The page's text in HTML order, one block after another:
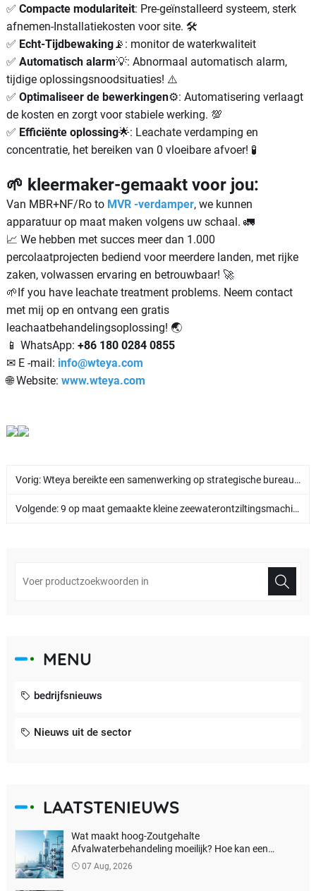
✅ Compacte modulariteit: Pre-geïnstalleerd systeem, sterk
afnemen-Installatiekosten voor site. 🛠️
✅ Echt-Tijdbewaking📡: monitor de waterkwaliteit
✅ Automatisch alarm💡: Abnormaal automatisch alarm,
tijdige oplossingsnoodsituaties! ⚠️
✅ Optimaliseer de bewerkingen⚙️: Automatisering verlaagt
de kosten en zorgt voor stabiele werking. 💯
✅ Efficiënte oplossing🌟: Leachate verdamping en
concentratie, het bereiken van 0 vloeibare afvoer! 🧪
🌱 kleermaker-gemaakt voor jou:
Van MBR+NF/Ro to MVR -verdamper, we kunnen
apparatuur op maat maken volgens uw schaal. 🚛
📈 We hebben met succes meer dan 1.000
percolaatprojecten bediend voor meerdere landen, met rijke
zaken, volwassen ervaring en betrouwbaar! 🚀
🌱If you have leachate treatment problems. Neem contact
met mij op en ontvang een gratis
leachaatbehandelingsoplossing! 🌏
📱 WhatsApp: +86 180 0284 0855
✉ E -mail: info@wteya.com
🌐 Website: www.wteya.com
Vorig:Wteya bereikte een samenwerking op strategische bureau met Indonesische klanten!
Volgende:9 op maat gemaakte kleine zeewaterontziltingsmachines voor Filippijnse klant
MENU
bedrijfsnieuws
Nieuws uit de sector
LAATSTENIEUWS
Wat maakt hoog-Zoutgehalte
Afvalwaterbehandeling moeilijk? Hoe kan een
echtenulvloeistoflozing worden bereikt?
07 Aug, 2026